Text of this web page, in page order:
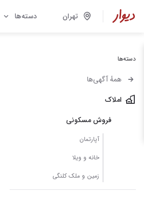
تهران دسته‌ها
دسته‌ها
همهٔ آگهی‌ها
املاک
فروش مسکونی
آپارتمان
خانه و ویلا
زمین و ملک کلنگی